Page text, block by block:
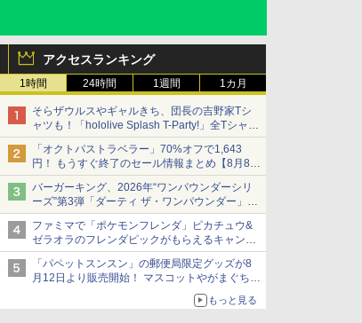
アクセスランキング
1時間 24時間 1週間 1カ月
そらザウルスやギャルきち、団長の吉野家Tシ
ャツも！「hololive Splash T-Party!」全Tシャツ
ラインナップ公開＆オンライン販売開始
「オクトパストラベラー」70%オフで1,643
円！ もうすぐ終了のセール情報まとめ【8月8日
更新】
ニンテンドーeショップでは「大神 絶景版」が
67%オフで990円
バーガーキング、2026年“ワンパウンダーシリ
ーズ”第3弾「ダーティ ザ・ワンパウンダー」を
8月7日発売
「特製ガーリックマヨソース」を使用した超大
型チーズバーガー
ファミマで「ポケモンフレンダ」ピカチュウ&
ゼラオラのフレンダピックがもらえるキャンペ
ーン開催！
「パペットスンスン」の郵便局限定グッズが8
月12日より販売開始！ マスコットやがまぐち、
もっと見る